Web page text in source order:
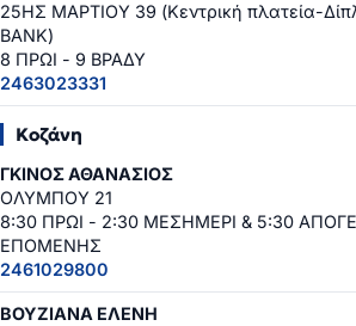
25ΗΣ ΜΑΡΤΙΟΥ 39 (Κεντρική πλατεία-
BANK)
8 ΠΡΩΙ - 9 ΒΡΑΔΥ
2463023331
Κοζάνη
ΓΚΙΝΟΣ ΑΘΑΝΑΣΙΟΣ
ΟΛΥΜΠΟΥ 21
8:30 ΠΡΩΙ - 2:30 ΜΕΣΗΜΕΡΙ & 5:30
ΕΠΟΜΕΝΗΣ
2461029800
ΒΟΥΖΙΑΝΑ ΕΛΕΝΗ